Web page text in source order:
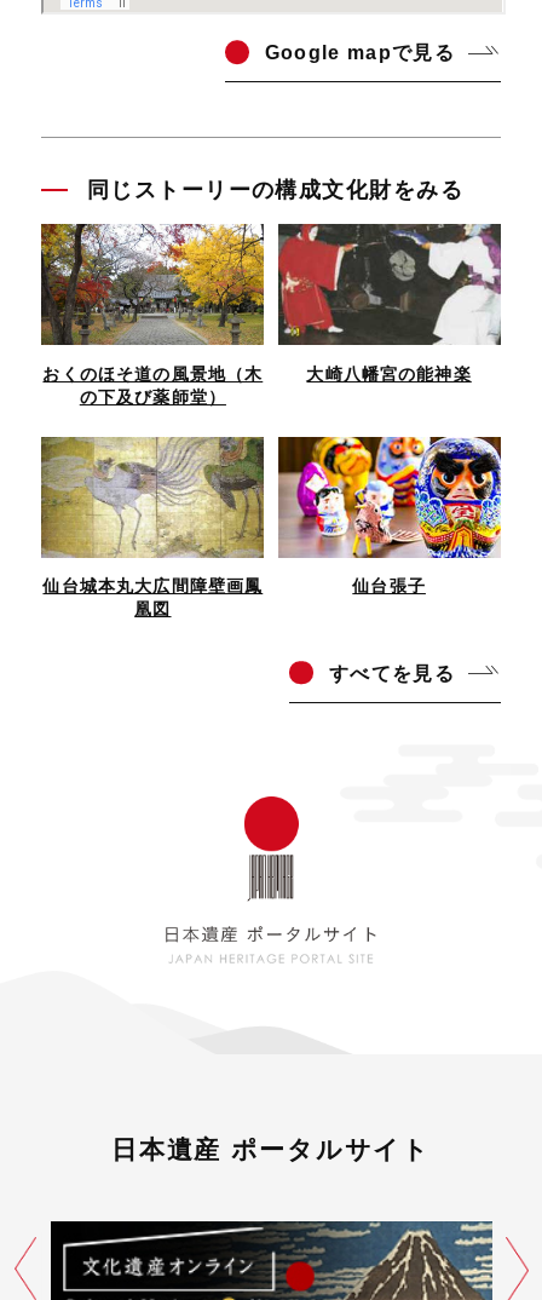
Google mapで見る
同じストーリーの構成文化財をみる
おくのほそ道の風景地（木
の下及び薬師堂）
大崎八幡宮の能神楽
仙台城本丸大広間障壁画鳳
凰図
仙台張子
すべてを見る
日本遺産 ポータルサイト